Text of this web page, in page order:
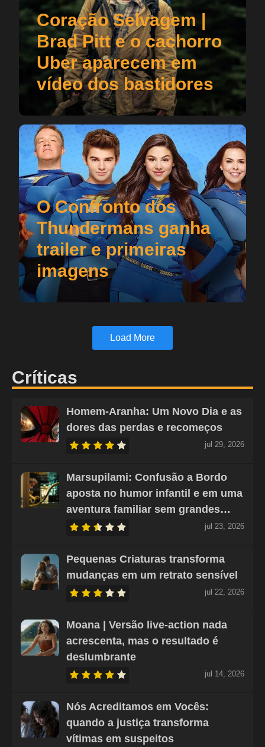
Coração Selvagem |
Brad Pitt e o cachorro
Uber aparecem em
vídeo dos bastidores
O Confronto dos
Thundermans ganha
trailer e primeiras
imagens
Load More
Críticas
Homem-Aranha: Um Novo Dia e as
dores das perdas e recomeços
jul 29, 2026
Marsupilami: Confusão a Bordo
aposta no humor infantil e em uma
aventura familiar sem grandes…
jul 23, 2026
Pequenas Criaturas transforma
mudanças em um retrato sensível
jul 22, 2026
Moana | Versão live-action nada
acrescenta, mas o resultado é
deslumbrante
jul 14, 2026
Nós Acreditamos em Vocês:
quando a justiça transforma
vítimas em suspeitos